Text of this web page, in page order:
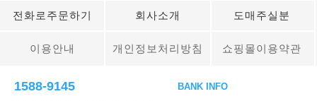
전화로주문하기 회사소개 도매주실분
이용안내 개인정보처리방침 쇼핑몰이용약관
1588-9145 BANK INFO